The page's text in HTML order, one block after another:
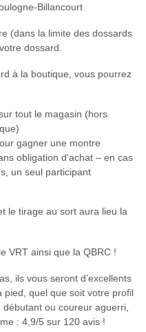
Billancourt
(dans la limite des dossards
dossard.
à la boutique, vous pourrez
tout le magasin (hors
gagner une montre
obligation d’achat – en cas
un seul participant
le tirage au sort aura lieu la
VRT ainsi que la QBRC !
ils vous seront d’excellents
pied, quel que soit votre profil
ou coureur aguerri,
: 4,9/5 sur 120 avis !